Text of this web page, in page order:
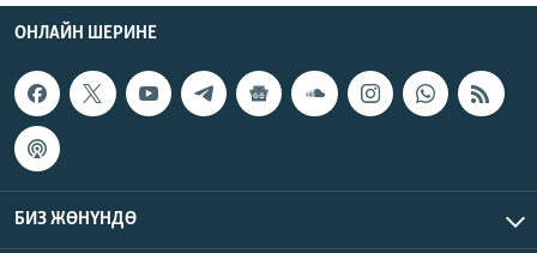
ОНЛАЙН ШЕРИНЕ
БИЗ ЖӨНҮНДӨ